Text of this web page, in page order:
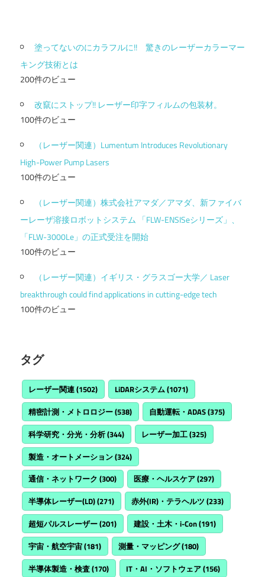
塗ってないのにカラフルに!! 驚きのレーザーカラーマー
キング技術とは
200件のビュー
改竄にストップ!! レーザー印字フィルムの包装材。
100件のビュー
（レーザー関連）Lumentum Introduces Revolutionary
High-Power Pump Lasers
100件のビュー
（レーザー関連）株式会社アマダ／アマダ、新ファイバ
ーレーザ溶接ロボットシステム 「FLW-ENSISeシリーズ」、
「FLW-3000Le」の正式受注を開始
100件のビュー
（レーザー関連）イギリス・グラスゴー大学／ Laser
breakthrough could find applications in cutting-edge tech
100件のビュー
タグ
レーザー関連(1502) LiDARシステム(1071)
精密計測・メトロロジー(538) 自動運転・ADAS(375)
科学研究・分光・分析(344) レーザー加工(325)
製造・オートメーション(324)
通信・ネットワーク (300) 医療・ヘルスケア(297)
半導体レーザー(LD)(271) 赤外(IR)・テラヘルツ (233)
超短パルスレーザー(201) 建設・土木・i-Con(191)
宇宙・航空宇宙(181) 測量・マッピング(180)
半導体製造・検査(170) IT・AI・ソフトウェア(156)